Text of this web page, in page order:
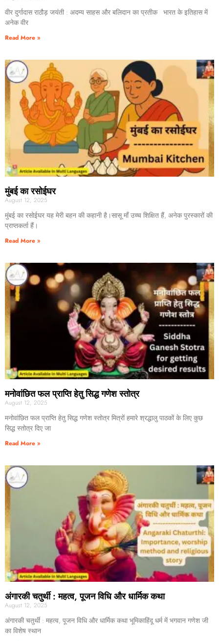
वीर दुर्गादास राठौड़ जयंती : अदम्य साहस और बलिदान का प्रतीक भारत के इतिहास में
अनेक वीर
Read More »
मुंबई का रसोईघर
August 12, 2025
मुंबई का रसोईघर यह मेरी बहन की कहानी है।सासू माँ उच्च शिक्षित हैं, अनेक पुरस्कारों की
प्राप्तकर्ता हैं।
Read More »
मनोवांछित फल प्राप्ति हेतु सिद्ध गणेश स्तोत्र
August 12, 2025
मनोवांछित फल प्राप्ति हेतु सिद्ध गणेश स्तोत्र मित्रों हमारे श्रद्धालु पाठकों के लिए कुछ
सिद्ध स्तोत्र दिए जा
Read More »
अंगारकी चतुर्थी : महत्व, पूजन विधि और धार्मिक कथा
August 12, 2025
अंगारकी चतुर्थी : महत्व, पूजन विधि और धार्मिक कथा भूमिकाहिंदू धर्म में भगवान गणेश जी
का विशेष स्थान